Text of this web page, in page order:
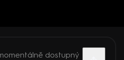
dostupný